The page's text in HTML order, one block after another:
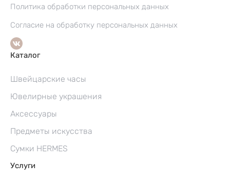
Политика обработки персональных данных
Согласие на обработку персональных данных
Каталог
Швейцарские часы
Ювелирные украшения
Аксессуары
Предметы искусства
Сумки HERMES
Услуги